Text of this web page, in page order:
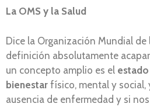
La OMS y la Salud
Dice la Organización Mundial de
definición absolutamente
un concepto amplio es el
bienestar físico, mental y social,
ausencia de enfermedad y si